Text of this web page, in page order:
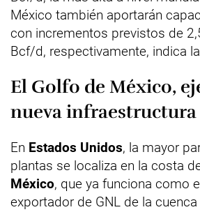
México también aportarán
con incrementos previstos de
Bcf/d, respectivamente, indica
El Golfo de México,
nueva infraestructura
En Estados Unidos, la mayor
plantas se localiza en la costa
México, que ya funciona como
exportador de GNL de la